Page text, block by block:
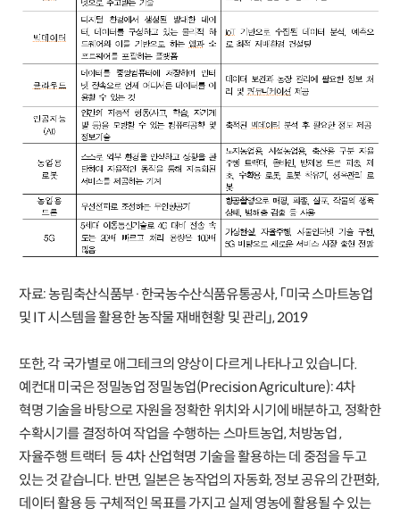
자료: 농림축산식품부·한국농수산식품유통공사, 「미국 스마트농업
및 IT 시스템을 활용한 농작물 재배현황 및 관리」, 2019
또한, 각 국가별로 애그테크의 양상이 다르게 나타나고 있습니다.
예컨대 미국은 정밀농업 정밀농업(Precision Agriculture): 4차
혁명 기술을 바탕으로 자원을 정확한 위치와 시기에 배분하고, 정확한
수확시기를 결정하여 작업을 수행하는 스마트농업, 처방농업 ,
자율주행 트랙터 등 4차 산업혁명 기술을 활용하는 데 중점을 두고
있는 것 같습니다. 반면, 일본은 농작업의 자동화, 정보 공유의 간편화,
데이터 활용 등 구체적인 목표를 가지고 실제 영농에 활용될 수 있는